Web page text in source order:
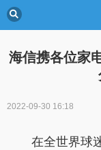
海信携各位家
2022-09-30 16:18
在全世界球